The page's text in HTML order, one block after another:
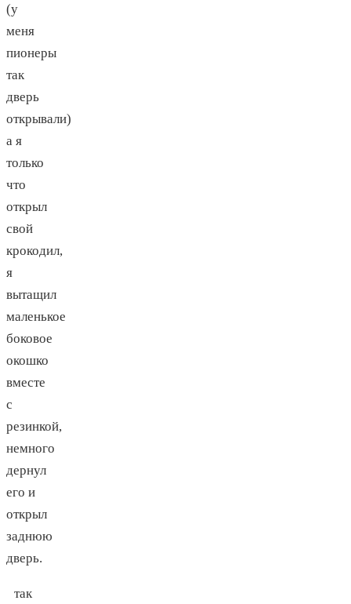
(у
меня
пионеры
так
дверь
открывали)
а я
только
что
открыл
свой
крокодил,
я
вытащил
маленькое
боковое
окошко
вместе
с
резинкой,
немного
дернул
его и
открыл
заднюю
дверь.
так